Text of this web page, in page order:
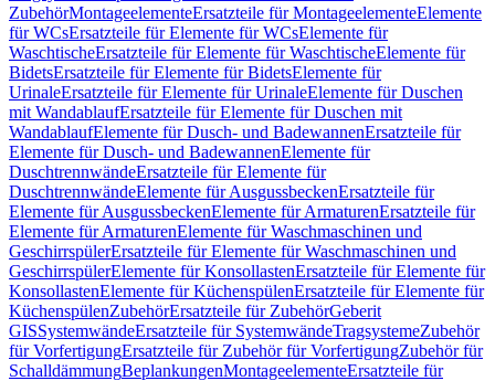
ZubehörMontageelementeErsatzteile für MontageelementeElemente
für WCsErsatzteile für Elemente für WCsElemente für
WaschtischeErsatzteile für Elemente für WaschtischeElemente für
BidetsErsatzteile für Elemente für BidetsElemente für
UrinaleErsatzteile für Elemente für UrinaleElemente für Duschen
mit WandablaufErsatzteile für Elemente für Duschen mit
WandablaufElemente für Dusch- und BadewannenErsatzteile für
Elemente für Dusch- und BadewannenElemente für
DuschtrennwändeErsatzteile für Elemente für
DuschtrennwändeElemente für AusgussbeckenErsatzteile für
Elemente für AusgussbeckenElemente für ArmaturenErsatzteile für
Elemente für ArmaturenElemente für Waschmaschinen und
GeschirrspülerErsatzteile für Elemente für Waschmaschinen und
GeschirrspülerElemente für KonsollastenErsatzteile für Elemente für
KonsollastenElemente für KüchenspülenErsatzteile für Elemente für
KüchenspülenZubehörErsatzteile für ZubehörGeberit
GISSystemwändeErsatzteile für SystemwändeTragsystemeZubehör
für VorfertigungErsatzteile für Zubehör für VorfertigungZubehör für
SchalldämmungBeplankungenMontageelementeErsatzteile für